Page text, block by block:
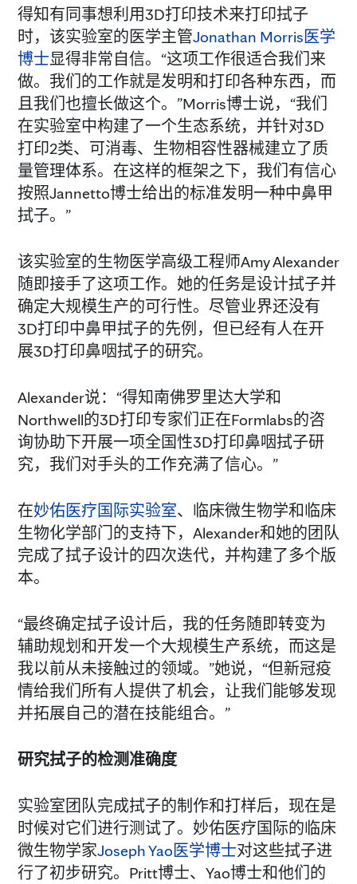
得知有同事想利用3D打印技术来打印拭子
时，该实验室的医学主管Jonathan Morris医学
博士显得非常自信。“这项工作很适合我们来
做。我们的工作就是发明和打印各种东西，而
且我们也擅长做这个。”Morris博士说，“我们
在实验室中构建了一个生态系统，并针对3D
打印2类、可消毒、生物相容性器械建立了质
量管理体系。在这样的框架之下，我们有信心
按照Jannetto博士给出的标准发明一种中鼻甲
拭子。”
该实验室的生物医学高级工程师Amy Alexander
随即接手了这项工作。她的任务是设计拭子并
确定大规模生产的可行性。尽管业界还没有
3D打印中鼻甲拭子的先例，但已经有人在开
展3D打印鼻咽拭子的研究。
Alexander说：“得知南佛罗里达大学和
Northwell的3D打印专家们正在Formlabs的咨
询协助下开展一项全国性3D打印鼻咽拭子研
究，我们对手头的工作充满了信心。”
在妙佑医疗国际实验室、临床微生物学和临床
生物化学部门的支持下，Alexander和她的团队
完成了拭子设计的四次迭代，并构建了多个版
本。
“最终确定拭子设计后，我的任务随即转变为
辅助规划和开发一个大规模生产系统，而这是
我以前从未接触过的领域。”她说，“但新冠疫
情给我们所有人提供了机会，让我们能够发现
并拓展自己的潜在技能组合。”
研究拭子的检测准确度
实验室团队完成拭子的制作和打样后，现在是
时候对它们进行测试了。妙佑医疗国际的临床
微生物学家Joseph Yao医学博士对这些拭子进
行了初步研究。Pritt博士、Yao博士和他们的